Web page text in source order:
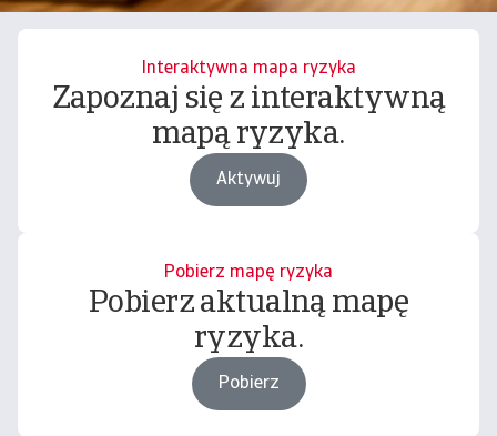
Interaktywna mapa ryzyka
Zapoznaj się z interaktywną
mapą ryzyka.
Aktywuj
Pobierz mapę ryzyka
Pobierz aktualną mapę
ryzyka.
Pobierz